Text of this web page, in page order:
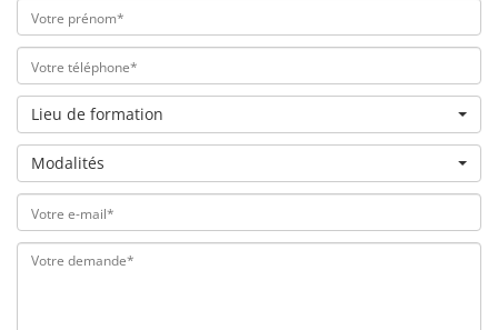
Lieu de formation
Modalités